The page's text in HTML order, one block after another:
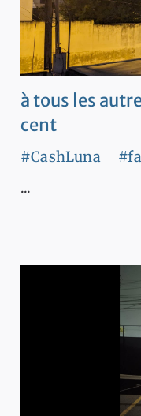
à tous les
cent
#CashLuna
...